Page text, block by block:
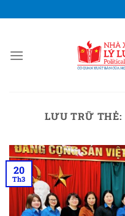
qua
dung
LƯU TRỮ THẺ:
20
Th3